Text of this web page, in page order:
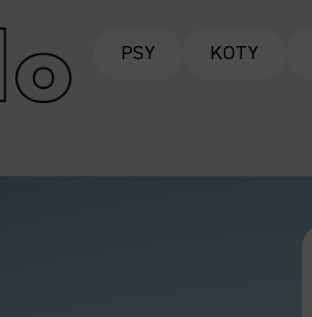
PSY KOTY